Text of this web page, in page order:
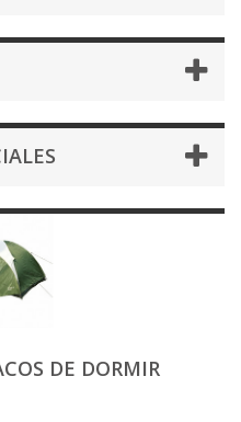
DE DORMIR